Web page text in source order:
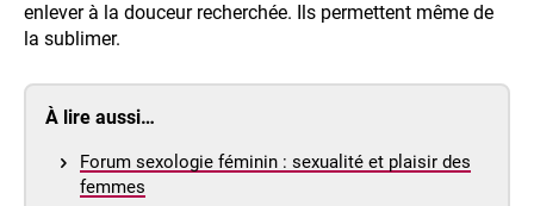
enlever à la douceur recherchée. Ils permettent même de
la sublimer.
À lire aussi…
Forum sexologie féminin : sexualité et plaisir des
femmes